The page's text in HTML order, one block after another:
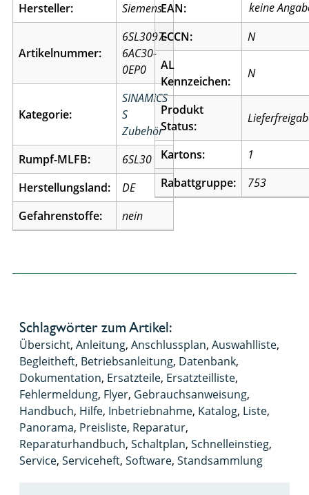
Hersteller: Siemens
Artikelnummer:
6SL3097-
6AC30-
0EP0
Kategorie:
SINAMICS
S
Zubehör
Rumpf-MLFB:
6SL30
Herstellungsland:
DE
Gefahrenstoffe:
nein
EAN:
ECCN:
N
AL
Kennzeichen:
N
Produkt
Status:
Kartons:
1
Rabattgruppe:
753
Schlagwörter zum Artikel:
Übersicht, Anleitung, Anschlussplan, Auswahlliste,
Begleitheft, Betriebsanleitung, Datenbank,
Dokumentation, Ersatzteile, Ersatzteilliste,
Fehlermeldung, Flyer, Gebrauchsanweisung,
Handbuch, Hilfe, Inbetriebnahme, Katalog, Liste,
Panorama, Preisliste, Reparatur,
Reparaturhandbuch, Schaltplan, Schnelleinstieg,
Service, Serviceheft, Software, Standsammlung